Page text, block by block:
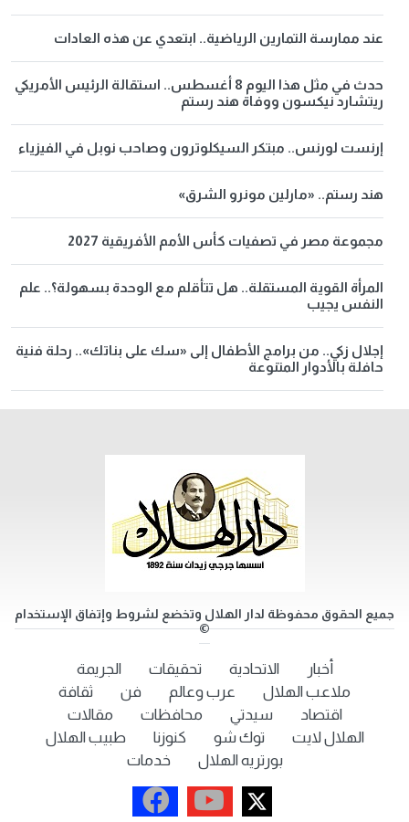
عند ممارسة التمارين الرياضية.. ابتعدي عن هذه العادات
حدث في مثل هذا اليوم 8 أغسطس.. استقالة الرئيس الأمريكي
ريتشارد نيكسون ووفاة هند رستم
إرنست لورنس.. مبتكر السيكلوترون وصاحب نوبل في الفيزياء
هند رستم.. «مارلين مونرو الشرق»
مجموعة مصر في تصفيات كأس الأمم الأفريقية 2027
المرأة القوية المستقلة.. هل تتأقلم مع الوحدة بسهولة؟.. علم
النفس يجيب
إجلال زكي.. من برامج الأطفال إلى «سك على بناتك».. رحلة فنية
حافلة بالأدوار المتنوعة
جميع الحقوق محفوظة لدار الهلال وتخضع لشروط وإتفاق الإستخدام
©
أخبار الاتحادية تحقيقات
الجريمة
ملاعب الهلال
عرب وعالم فن
ثقافة
اقتصاد
سيدتي محافظات
مقالات
الهلال لايت
توك شو كنوزنا
طبيب الهلال
بورتريه الهلال
خدمات